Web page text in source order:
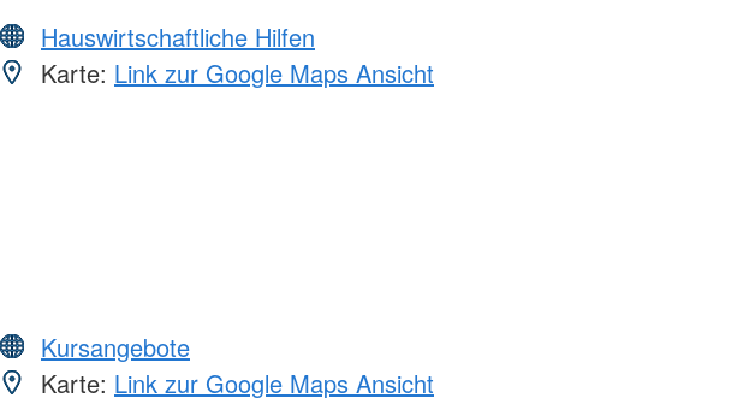
Hauswirtschaftliche Hilfen
Karte: Link zur Google Maps Ansicht
Kursangebote
Karte: Link zur Google Maps Ansicht